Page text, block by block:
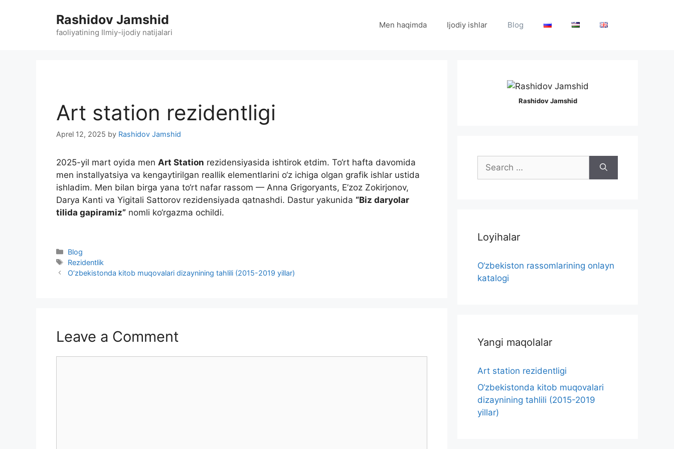
Rashidov Jamshid
faoliyatining Ilmiy-ijodiy natijalari
Men haqimda Ijodiy ishlar Blog
Art station rezidentligi
Aprel 12, 2025 by Rashidov Jamshid
2025-yil mart oyida men Art Station rezidensiyasida ishtirok etdim. To‘rt hafta davomida
men installyatsiya va kengaytirilgan reallik elementlarini o‘z ichiga olgan grafik ishlar ustida
ishladim. Men bilan birga yana to‘rt nafar rassom — Anna Grigoryants, E’zoz Zokirjonov,
Darya Kanti va Yigitali Sattorov rezidensiyada qatnashdi. Dastur yakunida “Biz daryolar
tilida gapiramiz” nomli ko‘rgazma ochildi.
Categories
Blog
Tags
Rezidentlik
O‘zbekistonda kitob muqovalari dizaynining tahlili (2015-2019 yillar)
Leave a Comment
Rashidov Jamshid
for:
Loyihalar
O‘zbekiston rassomlarining onlayn
katalogi
Yangi maqolalar
Art station rezidentligi
O‘zbekistonda kitob muqovalari
dizaynining tahlili (2015-2019
yillar)